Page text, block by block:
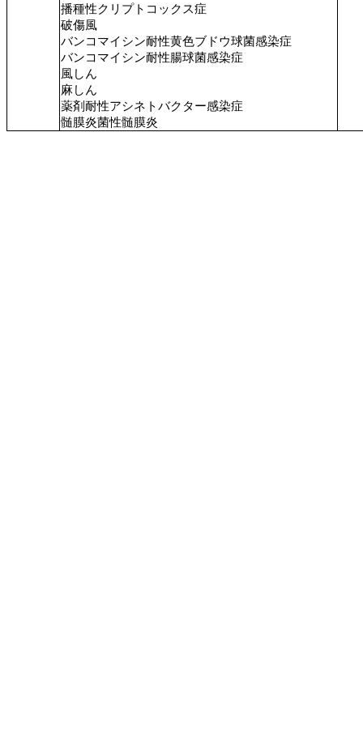
播種性クリプトコックス症
破傷風
バンコマイシン耐性黄色ブドウ球菌感染症
バンコマイシン耐性腸球菌感染症
風しん
麻しん
薬剤耐性アシネトバクター感染症
髄膜炎菌性髄膜炎